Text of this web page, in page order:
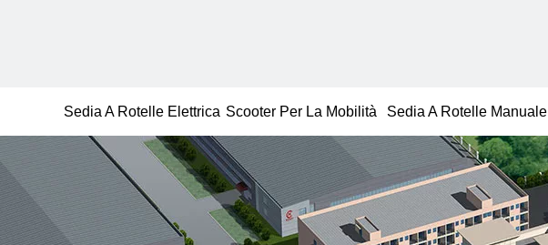
Sedia A Rotelle Elettrica Scooter Per La Mobilità Sedia A Rotelle Manuale